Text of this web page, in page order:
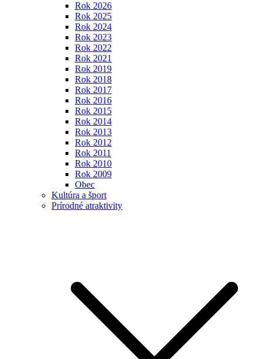
Rok 2026
Rok 2025
Rok 2024
Rok 2023
Rok 2022
Rok 2021
Rok 2019
Rok 2018
Rok 2017
Rok 2016
Rok 2015
Rok 2014
Rok 2013
Rok 2012
Rok 2011
Rok 2010
Rok 2009
Obec
Kultúra a šport
Prírodné atraktivity